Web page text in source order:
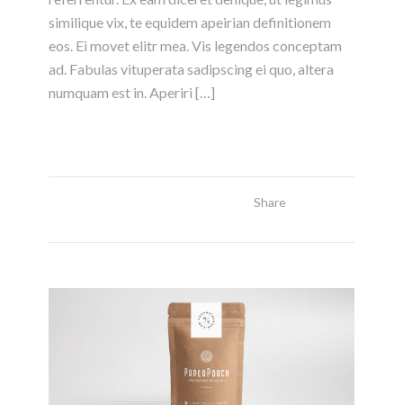
similique vix, te equidem apeirian definitionem
eos. Ei movet elitr mea. Vis legendos conceptam
ad. Fabulas vituperata sadipscing ei quo, altera
numquam est in. Aperiri […]
Share